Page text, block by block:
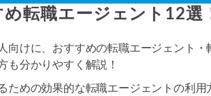
転職エージェント12選
向けに、おすすめの転職エージェント
も分かりやすく解説！
ための効果的な転職エージェントの利